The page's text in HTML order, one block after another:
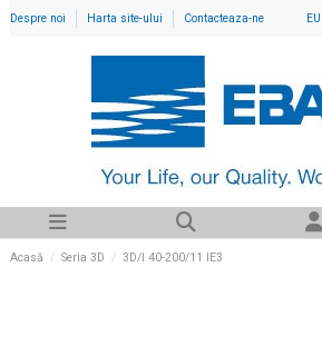
Despre noi Harta site-ului Contacteaza-ne
Acasă Seria 3D 3D/I 40-200/11 IE3